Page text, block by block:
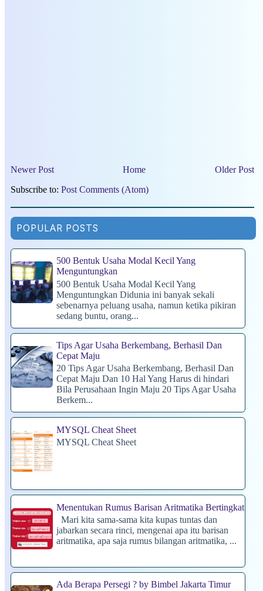
Newer Post Older Post
Home
Subscribe to: Post Comments (Atom)
POPULAR POSTS
500 Bentuk Usaha Modal Kecil Yang
Menguntungkan
500 Bentuk Usaha Modal Kecil Yang
Menguntungkan Didunia ini banyak sekali
sebenarnya peluang usaha, namun ketika pikiran
sedang buntu, orang...
Tips Agar Usaha Berkembang, Berhasil Dan
Cepat Maju
20 Tips Agar Usaha Berkembang, Berhasil Dan
Cepat Maju Dan 10 Hal Yang Harus di hindari
Bila Perusahaan Ingin Maju 20 Tips Agar Usaha
Berkem...
MYSQL Cheat Sheet
MYSQL Cheat Sheet
Menentukan Rumus Barisan Aritmatika Bertingkat
Mari kita sama-sama kita kupas tuntas dan
jabarkan secara rinci, mengenai apa itu barisan
aritmatika, apa saja rumus bilangan aritmatika, ...
Ada Berapa Persegi ? by Bimbel Jakarta Timur